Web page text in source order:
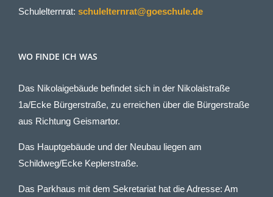
Schulelternrat: schulelternrat@goeschule.de
WO FINDE ICH WAS
Das Nikolaigebäude befindet sich in der Nikolaistraße
1a/Ecke Bürgerstraße, zu erreichen über die Bürgerstraße
aus Richtung Geismartor.
Das Hauptgebäude und der Neubau liegen am
Schildweg/Ecke Keplerstraße.
Das Parkhaus mit dem Sekretariat hat die Adresse: Am